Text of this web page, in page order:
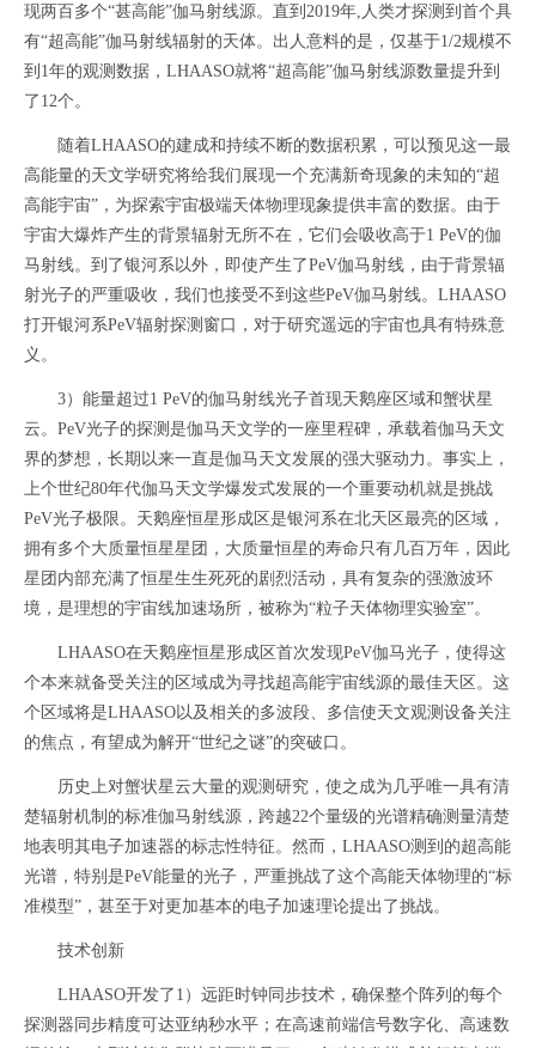
现两百多个“甚高能”伽马射线源。直到2019年,人类才探测到首个具
有“超高能”伽马射线辐射的天体。出人意料的是，仅基于1/2规模不
到1年的观测数据，LHAASO就将“超高能”伽马射线源数量提升到
了12个。
随着LHAASO的建成和持续不断的数据积累，可以预见这一最
高能量的天文学研究将给我们展现一个充满新奇现象的未知的“超
高能宇宙”，为探索宇宙极端天体物理现象提供丰富的数据。由于
宇宙大爆炸产生的背景辐射无所不在，它们会吸收高于1 PeV的伽
马射线。到了银河系以外，即使产生了PeV伽马射线，由于背景辐
射光子的严重吸收，我们也接受不到这些PeV伽马射线。LHAASO
打开银河系PeV辐射探测窗口，对于研究遥远的宇宙也具有特殊意
义。
3）能量超过1 PeV的伽马射线光子首现天鹅座区域和蟹状星
云。PeV光子的探测是伽马天文学的一座里程碑，承载着伽马天文
界的梦想，长期以来一直是伽马天文发展的强大驱动力。事实上，
上个世纪80年代伽马天文学爆发式发展的一个重要动机就是挑战
PeV光子极限。天鹅座恒星形成区是银河系在北天区最亮的区域，
拥有多个大质量恒星星团，大质量恒星的寿命只有几百万年，因此
星团内部充满了恒星生生死死的剧烈活动，具有复杂的强激波环
境，是理想的宇宙线加速场所，被称为“粒子天体物理实验室”。
LHAASO在天鹅座恒星形成区首次发现PeV伽马光子，使得这
个本来就备受关注的区域成为寻找超高能宇宙线源的最佳天区。这
个区域将是LHAASO以及相关的多波段、多信使天文观测设备关注
的焦点，有望成为解开“世纪之谜”的突破口。
历史上对蟹状星云大量的观测研究，使之成为几乎唯一具有清
楚辐射机制的标准伽马射线源，跨越22个量级的光谱精确测量清楚
地表明其电子加速器的标志性特征。然而，LHAASO测到的超高能
光谱，特别是PeV能量的光子，严重挑战了这个高能天体物理的“标
准模型”，甚至于对更加基本的电子加速理论提出了挑战。
技术创新
LHAASO开发了1）远距时钟同步技术，确保整个阵列的每个
探测器同步精度可达亚纳秒水平；在高速前端信号数字化、高速数